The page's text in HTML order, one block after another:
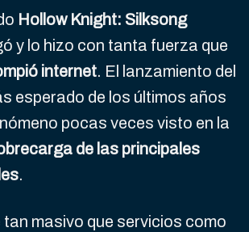
Hollow Knight: Silksong
y lo hizo con tanta fuerza que
internet. El lanzamiento del
esperado de los últimos años
pocas veces visto en la
de las principales
.
tan masivo que servicios como